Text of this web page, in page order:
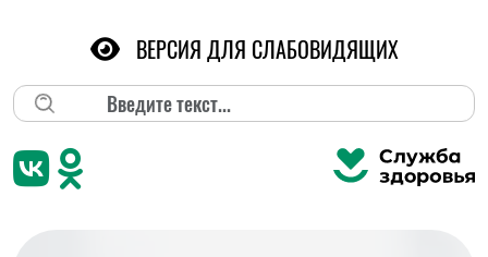
Поиск
ВЕРСИЯ ДЛЯ СЛАБОВИДЯЩИХ